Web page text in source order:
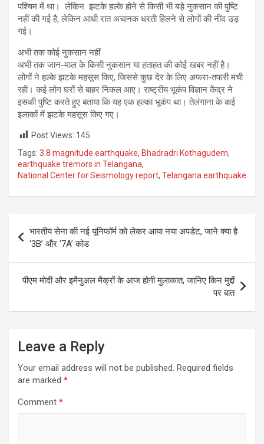
पश्चिम में था। लेकिन झटके हल्के होने से किसी भी बड़े नुकसान की पुष्टि
नहीं की गई है, लेकिन आधी रात अचानक धरती हिलने से लोगों की नींद उड़
गई।
अभी तक कोई नुकसान नहीं
अभी तक जान-माल के किसी नुकसान या हताहत की कोई खबर नहीं है।
लोगों ने हल्के झटके महसूस किए, जिससे कुछ देर के लिए अफरा-तफरी मची
रही। कई लोग घरों से बाहर निकल आए। राष्ट्रीय भूकंप विज्ञान केंद्र ने
इसकी पुष्टि करते हुए बताया कि यह एक हल्का भूकंप था। तेलंगाना के कई
इलाकों में झटके महसूस किए गए।
Post Views: 145
Tags: 3.8 magnitude earthquake, Bhadradri Kothagudem,
earthquake tremors in Telangana,
National Center for Seismology report, Telangana earthquake
navigation
भारतीय सेना की नई यूनिफॉर्म को लेकर आया नया अपडेट, जाने क्या है
‘3B’ और ‘7A’ कोड
पीएम मोदी और इमैनुअल मैक्रों के आज होगी मुलाकात, जानिए किन मुद्दों
पर बात
Leave a Reply
Your email address will not be published. Required fields
are marked *
Comment *